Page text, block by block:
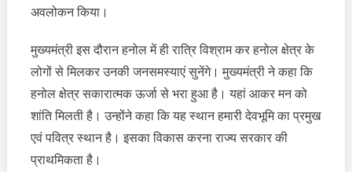
प्रगति
की
की
अवलोकन किया।
मुख्यमंत्री इस दौरान हनोल में ही रात्रि विश्राम कर हनोल क्षेत्र के
लोगों से मिलकर उनकी जनसमस्याएं सुनेंगे। मुख्यमंत्री ने कहा कि
हनोल क्षेत्र सकारात्मक ऊर्जा से भरा हुआ है। यहां आकर मन को
शांति मिलती है। उन्होंने कहा कि यह स्थान हमारी देवभूमि का प्रमुख
एवं पवित्र स्थान है। इसका विकास करना राज्य सरकार की
प्राथमिकता है।